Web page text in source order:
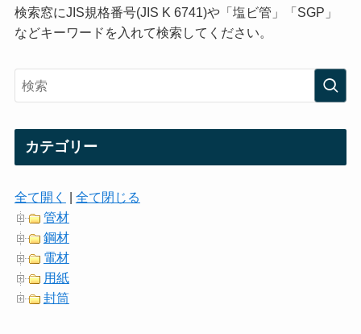
検索窓にJIS規格番号(JIS K 6741)や「塩ビ管」「SGP」
などキーワードを入れて検索してください。
カテゴリー
全て開く
全て閉じる
管材
鋼材
電材
用紙
封筒